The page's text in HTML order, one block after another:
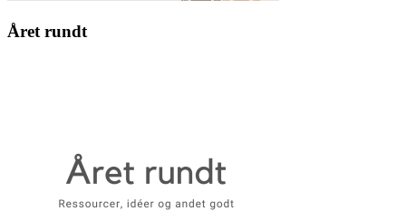
Året rundt